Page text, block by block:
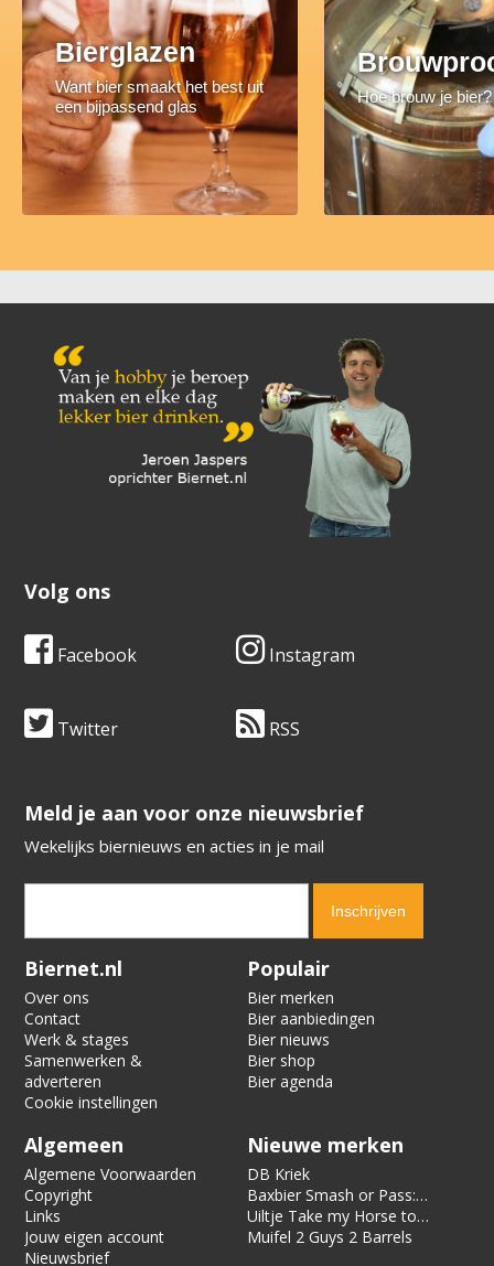
Bierglazen
Want bier smaakt het best uit
een bijpassend glas
Hoe brouw je bier?
Volg ons
Facebook Instagram
Twitter RSS
​​​​​​​Meld je aan voor onze nieuwsbrief
Wekelijks biernieuws en acties in je mail
Verification code:
Biernet.nl
Over ons
Contact
Werk & stages
Samenwerken &
adverteren
Cookie instellingen
Populair
Bier merken
Bier aanbiedingen
Bier nieuws
Bier shop
Bier agenda
Algemeen
Algemene Voorwaarden
Copyright
Links
Jouw eigen account
Nieuwsbrief
Nieuwe merken
DB Kriek
Baxbier Smash or Pass:
Strata
Uiltje Take my Horse to
the Hotel Room
Muifel 2 Guys 2 Barrels